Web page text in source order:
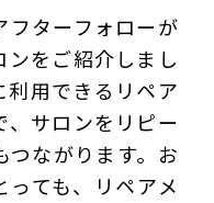
フターフォローが
ンをご紹介しまし
利用できるリペア
、サロンをリピー
つながります。お
っても、リペアメ